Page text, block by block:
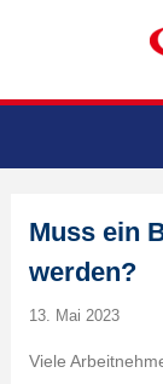
Muss ein
werden?
13. Mai 2023
Viele